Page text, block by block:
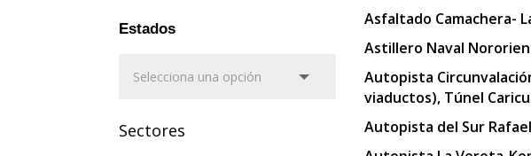
Estados
Sectores
Asfaltado Camachera-
Astillero Naval
Autopista
viaductos), Túnel
Autopista del Sur